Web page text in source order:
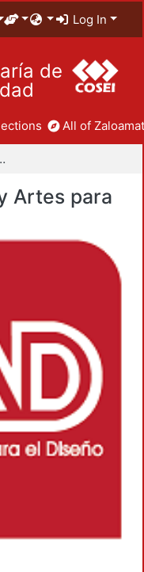
Log In
de
All of
para el Diseño
Artes para